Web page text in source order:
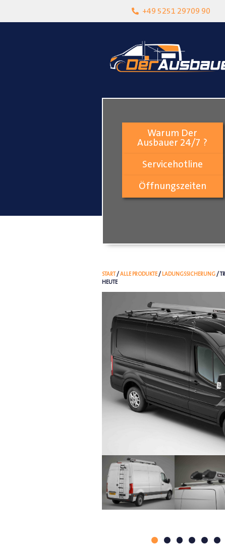
+49 5251 29709 90
Lokalgeschäft in Paderborn
Warum Der
Ausbauer 24/7 ?
Servicehotline
Öffnungszeiten
START/ALLE PRODUKTE/ LADUNGSSICHERUNG/
HEUTE